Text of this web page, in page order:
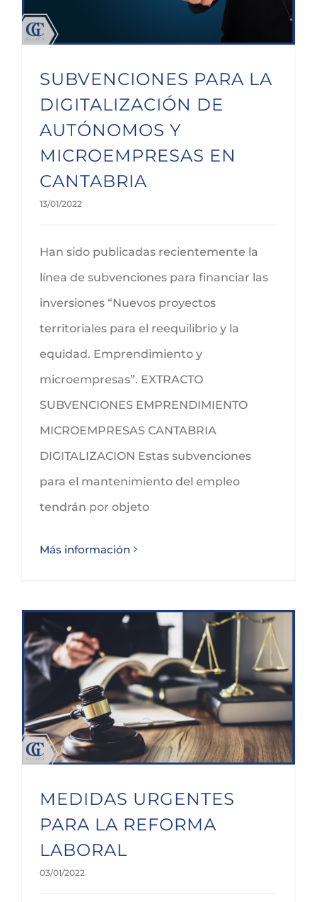
SUBVENCIONES PARA LA
DIGITALIZACIÓN DE
AUTÓNOMOS Y
MICROEMPRESAS EN
CANTABRIA
13/01/2022
Han sido publicadas recientemente la
línea de subvenciones para financiar las
inversiones “Nuevos proyectos
territoriales para el reequilibrio y la
equidad. Emprendimiento y
microempresas”. EXTRACTO
SUBVENCIONES EMPRENDIMIENTO
MICROEMPRESAS CANTABRIA
DIGITALIZACION Estas subvenciones
para el mantenimiento del empleo
tendrán por objeto
Más información
MEDIDAS URGENTES
PARA LA REFORMA
LABORAL
03/01/2022